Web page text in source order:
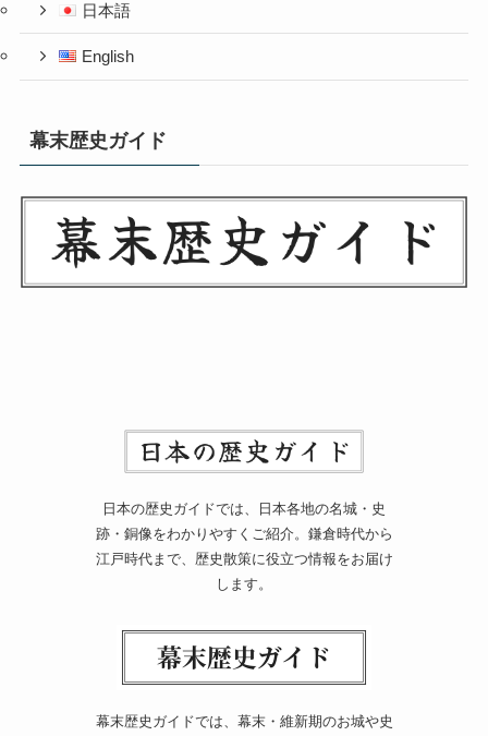
日本語
English
幕末歴史ガイド
日本の歴史ガイドでは、日本各地の名城・史
跡・銅像をわかりやすくご紹介。鎌倉時代から
江戸時代まで、歴史散策に役立つ情報をお届け
します。
幕末歴史ガイドでは、幕末・維新期のお城や史